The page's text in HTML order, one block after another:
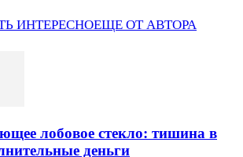
ИНТЕРЕСНОЕЩЕ ОТ АВТОРА
лобовое стекло: тишина в
деньги